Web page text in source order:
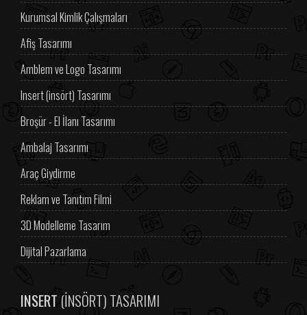
Kurumsal Kimlik Çalışmaları
Afiş Tasarımı
Amblem ve Logo Tasarımı
Insert (insört) Tasarımı
Broşür - El İlanı Tasarımı
Ambalaj Tasarımı
Araç Giydirme
Reklam ve Tanıtım Filmi
3D Modelleme Tasarım
Dijital Pazarlama
INSERT(İNSÖRT) TASARIMI